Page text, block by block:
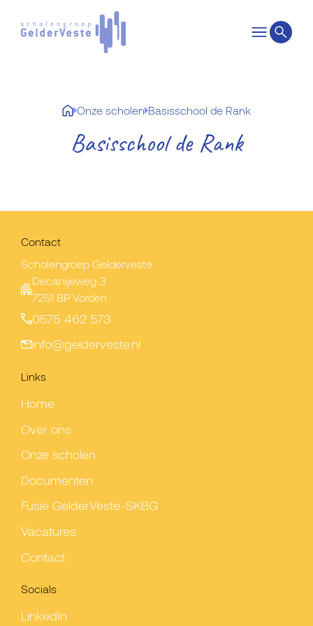
Onze scholen Basisschool de Rank
Basisschool de Rank
Contact
Scholengroep Gelderveste
Decanijeweg 3
7251 BP Vorden
0575 462 573
info@gelderveste.nl
Links
Home
Over ons
Onze scholen
Documenten
Fusie GelderVeste-SKBG
Vacatures
Contact
Socials
LinkedIn